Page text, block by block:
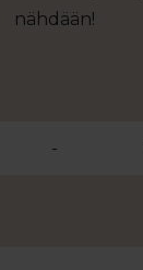
nähdään!
-